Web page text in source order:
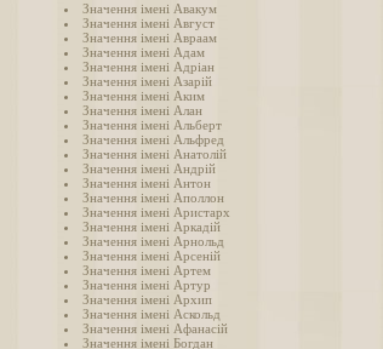
Значення імені Авакум
Значення імені Август
Значення імені Авраам
Значення імені Адам
Значення імені Адріан
Значення імені Азарій
Значення імені Аким
Значення імені Алан
Значення імені Альберт
Значення імені Альфред
Значення імені Анатолій
Значення імені Андрій
Значення імені Антон
Значення імені Аполлон
Значення імені Аристарх
Значення імені Аркадій
Значення імені Арнольд
Значення імені Арсеній
Значення імені Артем
Значення імені Артур
Значення імені Архип
Значення імені Аскольд
Значення імені Афанасій
Значення імені Богдан